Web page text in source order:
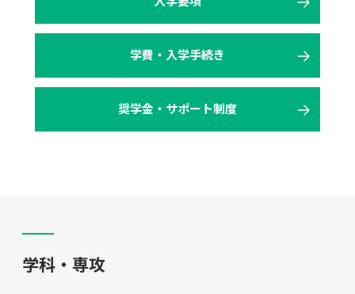
学費・入学手続き
奨学金・サポート制度
学科・専攻